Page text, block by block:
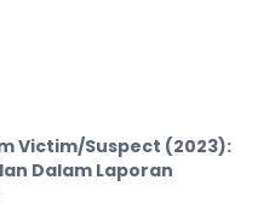
Victim/Suspect (2023):
Dalam Laporan